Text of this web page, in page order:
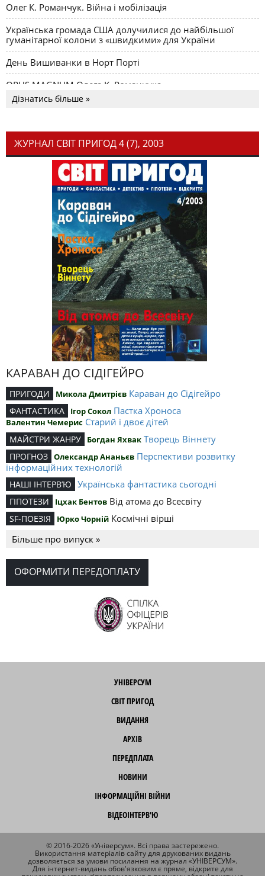
Олег К. Романчук. Війна і мобілізація
Українська громада США долучилися до найбільшої
гуманітарної колони з «швидкими» для України
День Вишиванки в Норт Порті
OPUS MAGNUM Олега К. Романчука
Дізнатись більше »
ЖУРНАЛ СВІТ ПРИГОД 4 (7), 2003
КАРАВАН ДО СІДІГЕЙРО
ПРИГОДИ Микола Дмитрієв Караван до Сідігейро
ФАНТАСТИКА Ігор Сокол Пастка Хроноса
Валентин Чемерис Старий і двоє дітей
МАЙСТРИ ЖАНРУ Богдан Яхвак Творець Віннету
ПРОГНОЗ Олександр Ананьєв Перспективи розвитку
інформаційних технологій
НАШІ ІНТЕРВ’Ю Українська фантастика сьогодні
ГІПОТЕЗИ Іцхак Бентов Від атома до Всесвіту
SF-ПОЕЗІЯ Юрко Чорній Космічні вірші
Більше про випуск »
ОФОРМИТИ ПЕРЕДОПЛАТУ
УНІВЕРСУМ
СВІТ ПРИГОД
ВИДАННЯ
АРХІВ
ПЕРЕДПЛАТА
НОВИНИ
ІНФОРМАЦІЙНІ ВІЙНИ
ВІДЕОІНТЕРВ'Ю
© 2016-2026 «Універсум». Всі права застережено.
Використання матеріалів сайту для друкованих видань
дозволяється за умови посилання на журнал «УНІВЕРСУМ».
Для інтернет-видань обов'язковим є пряме, відкрите для